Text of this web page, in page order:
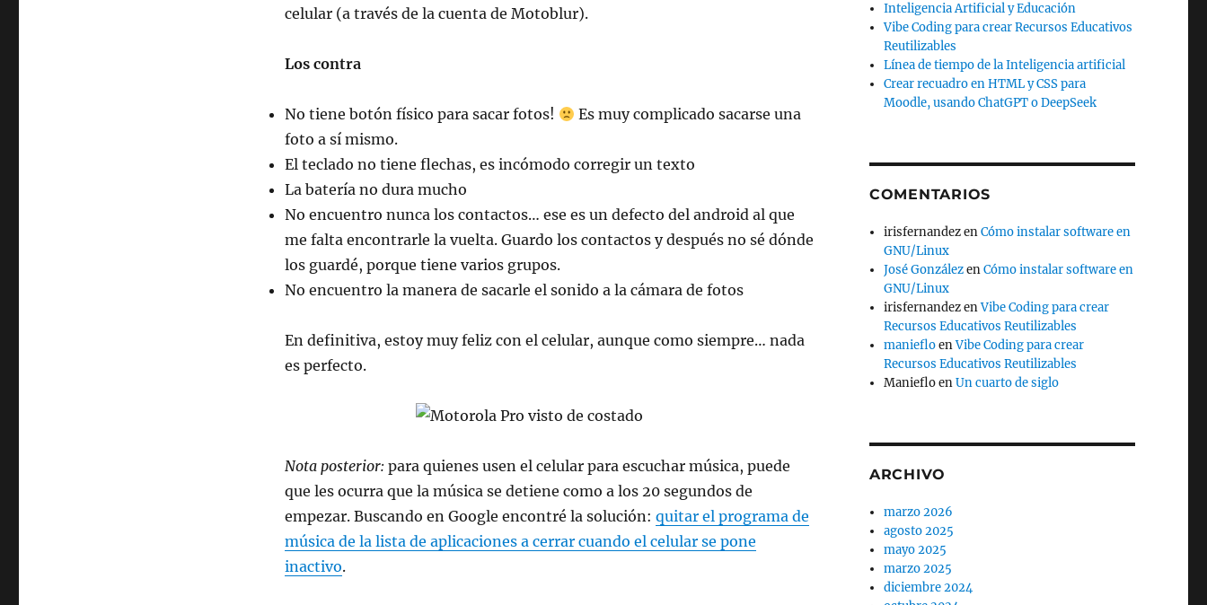
celular (a través de la cuenta de Motoblur).
Los contra
No tiene botón físico para sacar fotos!
Es muy complicado sacarse una
foto a sí mismo.
El teclado no tiene flechas, es incómodo corregir un texto
La batería no dura mucho
No encuentro nunca los contactos… ese es un defecto del android al que
me falta encontrarle la vuelta. Guardo los contactos y después no sé dónde
los guardé, porque tiene varios grupos.
No encuentro la manera de sacarle el sonido a la cámara de fotos
En definitiva, estoy muy feliz con el celular, aunque como siempre… nada
es perfecto.
Nota posterior: para quienes usen el celular para escuchar música, puede
que les ocurra que la música se detiene como a los 20 segundos de
empezar. Buscando en Google encontré la solución: quitar el programa de
música de la lista de aplicaciones a cerrar cuando el celular se pone
inactivo.
Inteligencia Artificial y Educación
Vibe Coding para crear Recursos Educativos
Reutilizables
Línea de tiempo de la Inteligencia artificial
Crear recuadro en HTML y CSS para
Moodle, usando ChatGPT o DeepSeek
COMENTARIOS
irisfernandezenCómo instalar software en
GNU/Linux
José GonzálezenCómo instalar software en
GNU/Linux
irisfernandezenVibe Coding para crear
Recursos Educativos Reutilizables
maniefloenVibe Coding para crear
Recursos Educativos Reutilizables
ManiefloenUn cuarto de siglo
ARCHIVO
marzo 2026
agosto 2025
mayo 2025
marzo 2025
diciembre 2024